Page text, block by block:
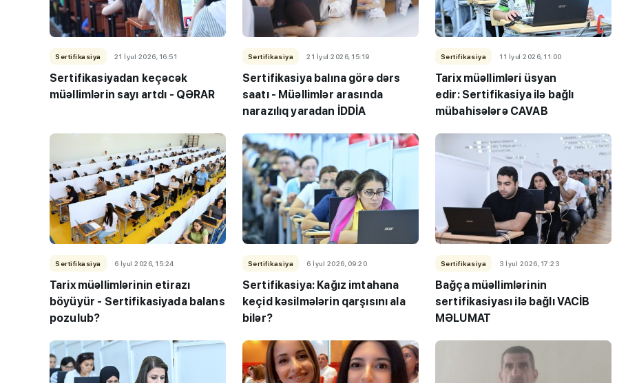
Sertifikasiya 21 İyul 2026, 16:51
Sertifikasiyadan keçəcək
müəllimlərin sayı artdı - QƏRAR
Sertifikasiya 21 İyul 2026, 15:19
Sertifikasiya balına görə dərs
saatı - Müəllimlər arasında
narazılıq yaradan İDDİA
Sertifikasiya 11 İyul 2026, 11:00
Tarix müəllimləri üsyan
edir: Sertifikasiya ilə bağlı
mübahisələrə CAVAB
Sertifikasiya 6 İyul 2026, 15:24
Tarix müəllimlərinin etirazı
böyüyür - Sertifikasiyada balans
pozulub?
Sertifikasiya 6 İyul 2026, 09:20
Sertifikasiya: Kağız imtahana
keçid kəsilmələrin qarşısını ala
bilər?
Sertifikasiya 3 İyul 2026, 17:23
Bağça müəllimlərinin
sertifikasiyası ilə bağlı VACİB
MƏLUMAT
Dünyanın ən yaxşı bağça
sistemləri: uşaqlar harada
daha xoşbəxt böyüyür?
MİQ balına görə Bakı üzrə
birinci, respublika üzrə
OLDU